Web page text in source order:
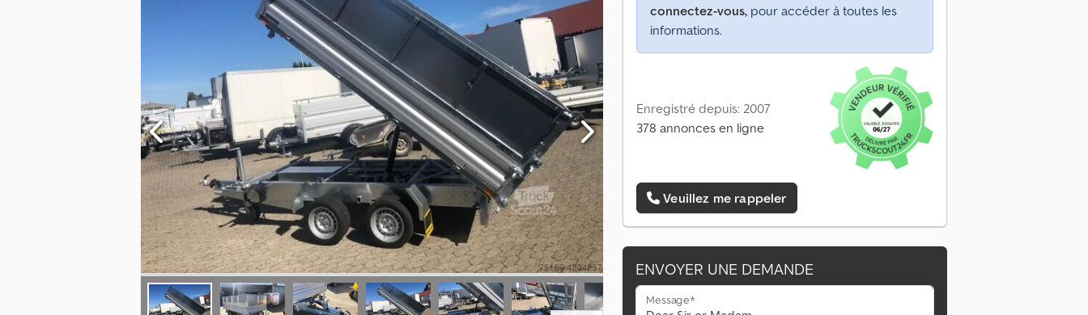
connectez-vous, pour accéder à toutes les
informations.
Enregistré depuis: 2007
378 annonces en ligne
Veuillez me rappeler
ENVOYER UNE DEMANDE
Message*